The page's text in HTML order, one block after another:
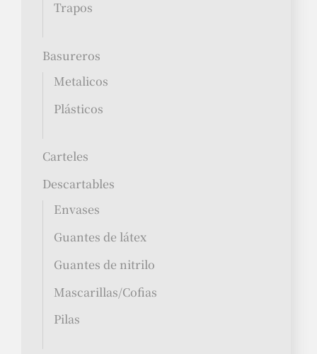
Trapos
Basureros
Metalicos
Plásticos
Carteles
Descartables
Envases
Guantes de látex
Guantes de nitrilo
Mascarillas/Cofias
Pilas